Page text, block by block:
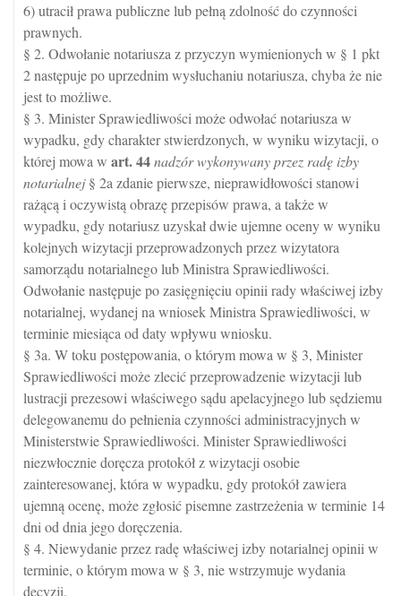
6) utracił prawa publiczne lub pełną zdolność do czynności
prawnych.
§ 2. Odwołanie notariusza z przyczyn wymienionych w § 1 pkt
2 następuje po uprzednim wysłuchaniu notariusza, chyba że nie
jest to możliwe.
§ 3. Minister Sprawiedliwości może odwołać notariusza w
wypadku, gdy charakter stwierdzonych, w wyniku wizytacji, o
której mowa w art.44nadzór wykonywany przez radę izby
notarialnej§ 2a zdanie pierwsze, nieprawidłowości stanowi
rażącą i oczywistą obrazę przepisów prawa, a także w
wypadku, gdy notariusz uzyskał dwie ujemne oceny w wyniku
kolejnych wizytacji przeprowadzonych przez wizytatora
samorządu notarialnego lub Ministra Sprawiedliwości.
Odwołanie następuje po zasięgnięciu opinii rady właściwej izby
notarialnej, wydanej na wniosek Ministra Sprawiedliwości, w
terminie miesiąca od daty wpływu wniosku.
§ 3a. W toku postępowania, o którym mowa w § 3, Minister
Sprawiedliwości może zlecić przeprowadzenie wizytacji lub
lustracji prezesowi właściwego sądu apelacyjnego lub sędziemu
delegowanemu do pełnienia czynności administracyjnych w
Ministerstwie Sprawiedliwości. Minister Sprawiedliwości
niezwłocznie doręcza protokół z wizytacji osobie
zainteresowanej, która w wypadku, gdy protokół zawiera
ujemną ocenę, może zgłosić pisemne zastrzeżenia w terminie 14
dni od dnia jego doręczenia.
§ 4. Niewydanie przez radę właściwej izby notarialnej opinii w
terminie, o którym mowa w § 3, nie wstrzymuje wydania
decyzji.